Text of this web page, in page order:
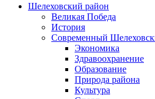
Шелеховский район
Великая Победа
История
Современный
Экономика
Здравоохранение
Образование
Природа района
Культура